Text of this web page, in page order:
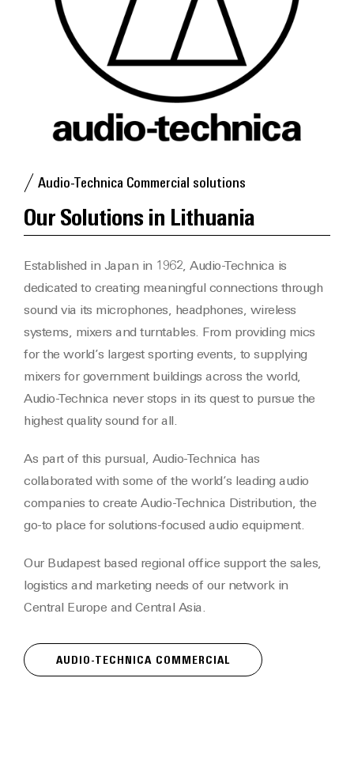
Audio-Technica Commercial solutions
Our Solutions in Lithuania
Established in Japan in 1962, Audio-Technica is
dedicated to creating meaningful connections through
sound via its microphones, headphones, wireless
systems, mixers and turntables. From providing mics
for the world’s largest sporting events, to supplying
mixers for government buildings across the world,
Audio-Technica never stops in its quest to pursue the
highest quality sound for all.
As part of this pursual, Audio-Technica has
collaborated with some of the world’s leading audio
companies to create Audio-Technica Distribution, the
go-to place for solutions-focused audio equipment.
Our Budapest based regional office support the sales,
logistics and marketing needs of our network in
Central Europe and Central Asia.
AUDIO-TECHNICA COMMERCIAL